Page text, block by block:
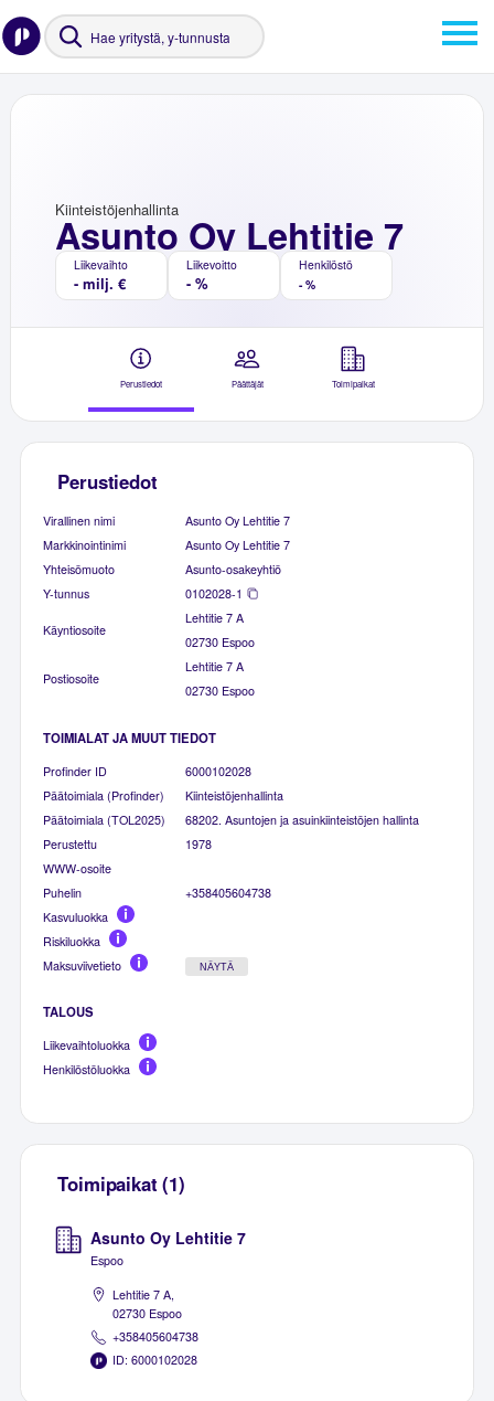
Asunto Oy Lehtitie 7
Kiinteistöjenhallinta
Liikevaihto
- milj. €
Liikevoitto
- %
Henkilöstö
- %
Perustiedot Päättäjät Toimipaikat
Perustiedot
Virallinen nimi
Asunto Oy Lehtitie 7
Markkinointinimi
Asunto Oy Lehtitie 7
Yhteisömuoto
Asunto-osakeyhtiö
Y-tunnus
0102028-1
Käyntiosoite
Lehtitie 7 A
02730 Espoo
Postiosoite
Lehtitie 7 A
02730 Espoo
TOIMIALAT JA MUUT TIEDOT
Profinder ID
6000102028
Päätoimiala (Profinder)
Kiinteistöjenhallinta
Päätoimiala (TOL2025)
68202. Asuntojen ja asuinkiinteistöjen hallinta
Perustettu
1978
WWW-osoite
Puhelin
+358405604738
Kasvuluokka
Riskiluokka
Maksuviivetieto
NÄYTÄ
TALOUS
Liikevaihtoluokka
Henkilöstöluokka
Toimipaikat (1)
Asunto Oy Lehtitie 7
Espoo
Lehtitie 7 A,
02730 Espoo
+358405604738
ID: 6000102028